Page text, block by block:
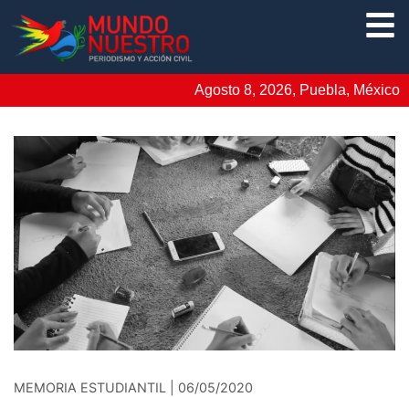
Agosto 8, 2026, Puebla, México
MEMORIA ESTUDIANTIL | 06/05/2020